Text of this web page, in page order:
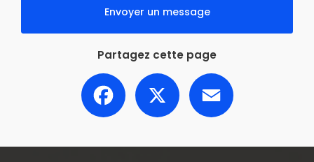
Envoyer un message
Partagez cette page
Facebook